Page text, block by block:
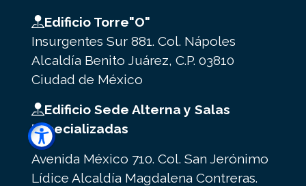
Edificio Torre"O"
Insurgentes Sur 881. Col. Nápoles
Alcaldía Benito Juárez, C.P. 03810
Ciudad de México
Edificio Sede Alterna y Salas
Especializadas
Avenida México 710. Col. San Jerónimo
Lídice Alcaldía Magdalena Contreras.